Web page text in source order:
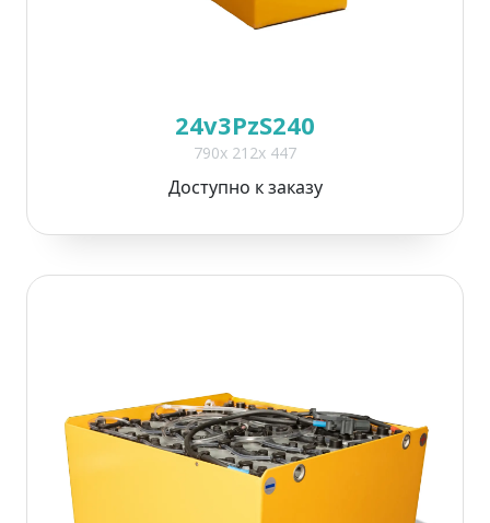
24v3PzS240
790x 212x 447
Доступно к заказу